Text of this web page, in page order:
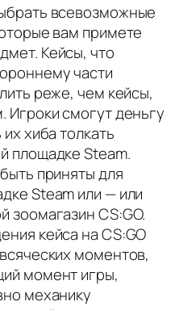
всевозможные
вам примете
Кейсы, что
части
реже, чем кейсы,
Игроки смогут деньгу
хиба толкать
площадке Steam.
приняты для
Steam или — или
зоомагазин CS:GO.
кейса на CS:GO
моментов,
момент игры,
механику